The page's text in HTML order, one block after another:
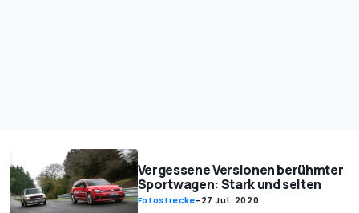
Vergessene Versionen berühmter
Sportwagen: Stark und selten
Fotostrecke- 27 Jul. 2020